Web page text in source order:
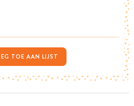
TOE AAN LIJST